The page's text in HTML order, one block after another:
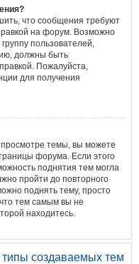
что сообщения требуют
на форум. Возможно
пользователей,
должны быть
Пожалуйста,
для получения
темы, вы можете
форума. Если этого
поднятия тем могла
пройти до повторного
поднять тему, просто
тем самым вы не
находитесь.
создаваемых тем